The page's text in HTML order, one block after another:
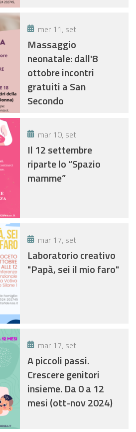
mer 11, set
Massaggio
neonatale: dall'8
ottobre incontri
gratuiti a San
Secondo
mar 10, set
Il 12 settembre
riparte lo “Spazio
mamme”
mar 17, set
Laboratorio creativo
"Papà, sei il mio faro"
mar 17, set
A piccoli passi.
Crescere genitori
insieme. Da 0 a 12
mesi (ott-nov 2024)